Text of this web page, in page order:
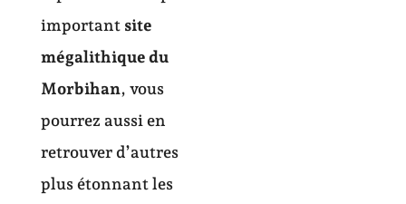
important site
mégalithique du
Morbihan, vous
pourrez aussi en
retrouver d’autres
plus étonnant les